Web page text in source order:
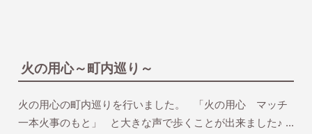
火の用心～町内巡り～
火の用心の町内巡りを行いました。 「火の用心 マッチ
一本火事のもと」 と大きな声で歩くことが出来ました♪ ...